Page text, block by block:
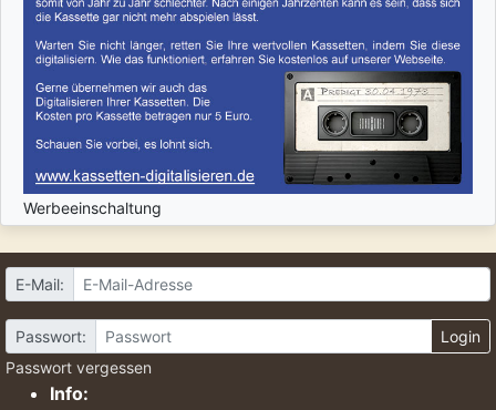
Werbeeinschaltung
E-Mail:
Passwort:
Login
Passwort vergessen
Info: